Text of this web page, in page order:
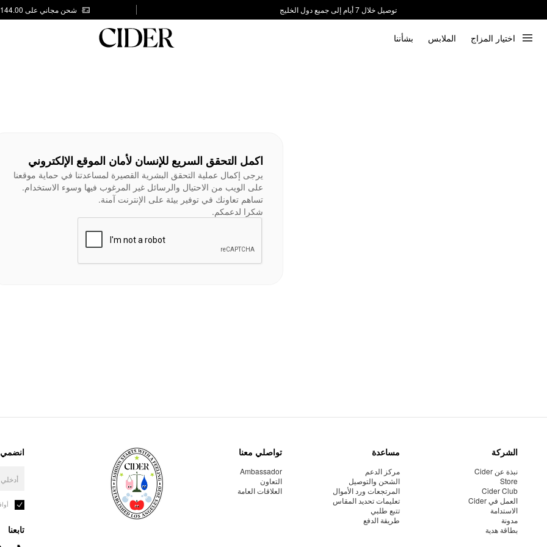
توصيل خلال 7 أيام إلى جميع دول الخليج
شحن مجاني على AED 144.00
اختيار المزاج الملابس بشأننا
اكمل التحقق السريع للإنسان لأمان الموقع الإلكتروني
يرجى إكمال عملية التحقق البشرية القصيرة لمساعدتنا في حماية موقعنا
على الويب من الاحتيال والرسائل غير المرغوب فيها وسوء الاستخدام.
تساهم تعاونك في توفير بيئة على الإنترنت آمنة.
شكرا لدعمكم.
الشركة
نبذة عن Cider
Store
Cider Club
العمل في Cider
الاستدامة
مدونة
بطاقة هدية
مساعدة
مركز الدعم
الشحن والتوصيل
المرتجعات ورد الأموال
تعليمات تحديد المقاس
تتبع طلبي
طريقة الدفع
تواصلي معنا
Ambassador
التعاون
العلاقات العامة
انضمي
تابعنا